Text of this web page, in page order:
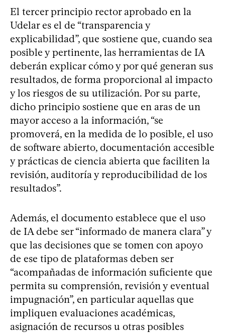
El tercer principio rector aprobado en la
Udelar es el de “transparencia y
explicabilidad”, que sostiene que, cuando sea
posible y pertinente, las herramientas de IA
deberán explicar cómo y por qué generan sus
resultados, de forma proporcional al impacto
y los riesgos de su utilización. Por su parte,
dicho principio sostiene que en aras de un
mayor acceso a la información, “se
promoverá, en la medida de lo posible, el uso
de software abierto, documentación accesible
y prácticas de ciencia abierta que faciliten la
revisión, auditoría y reproducibilidad de los
resultados”.
Además, el documento establece que el uso
de IA debe ser “informado de manera clara” y
que las decisiones que se tomen con apoyo
de ese tipo de plataformas deben ser
“acompañadas de información suficiente que
permita su comprensión, revisión y eventual
impugnación”, en particular aquellas que
impliquen evaluaciones académicas,
asignación de recursos u otras posibles